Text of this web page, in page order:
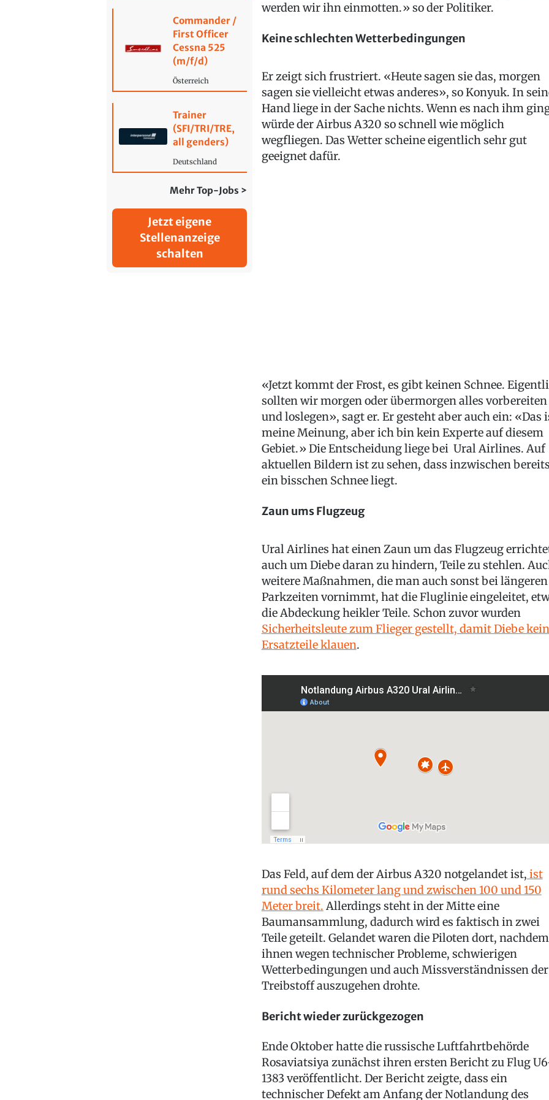
Commander /
First Officer
Cessna 525
(m/f/d)
Österreich
Trainer
(SFI/TRI/TRE,
all genders)
Deutschland
Mehr Top-Jobs >
Jetzt eigene
Stellenanzeige
schalten
werden wir ihn einmotten.» so der Politiker.
Keine schlechten Wetterbedingungen
Er zeigt sich frustriert. «Heute sagen sie das, morgen
sagen sie vielleicht etwas anderes», so Konyuk. In
Hand liege in der Sache nichts. Wenn es nach ihm
würde der Airbus A320 so schnell wie möglich
wegfliegen. Das Wetter scheine eigentlich sehr gut
geeignet dafür.
«Jetzt kommt der Frost, es gibt keinen Schnee.
sollten wir morgen oder übermorgen alles vorbereiten
und loslegen», sagt er. Er gesteht aber auch ein: «Das
meine Meinung, aber ich bin kein Experte auf diesem
Gebiet.» Die Entscheidung liege bei Ural Airlines. Auf
aktuellen Bildern ist zu sehen, dass inzwischen bereits
ein bisschen Schnee liegt.
Zaun ums Flugzeug
Ural Airlines hat einen Zaun um das Flugzeug
auch um Diebe daran zu hindern, Teile zu stehlen.
weitere Maßnahmen, die man auch sonst bei längeren
Parkzeiten vornimmt, hat die Fluglinie eingeleitet,
die Abdeckung heikler Teile. Schon zuvor wurden
Sicherheitsleute zum Flieger gestellt, damit Diebe
Ersatzteile klauen.
Das Feld, auf dem der Airbus A320 notgelandet ist, ist
rund sechs Kilometer lang und zwischen 100 und 150
Meter breit. Allerdings steht in der Mitte eine
Baumansammlung, dadurch wird es faktisch in zwei
Teile geteilt. Gelandet waren die Piloten dort, nachdem
ihnen wegen technischer Probleme, schwierigen
Wetterbedingungen und auch Missverständnissen der
Treibstoff auszugehen drohte.
Bericht wieder zurückgezogen
Ende Oktober hatte die russische Luftfahrtbehörde
Rosaviatsiya zunächst ihren ersten Bericht zu Flug
1383 veröffentlicht. Der Bericht zeigte, dass ein
technischer Defekt am Anfang der Notlandung des